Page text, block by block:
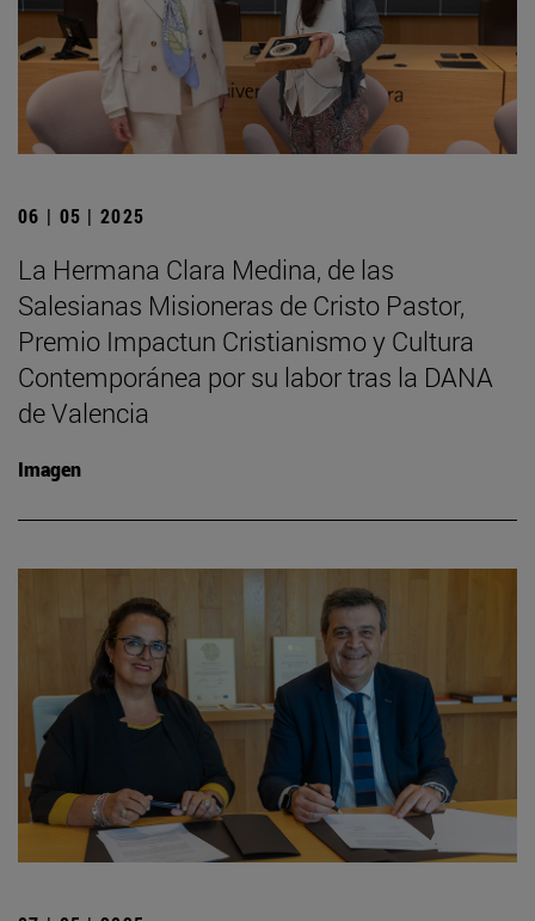
06 | 05 | 2025
La Hermana Clara Medina, de las
Salesianas Misioneras de Cristo Pastor,
Premio Impactun Cristianismo y Cultura
Contemporánea por su labor tras la DANA
de Valencia
Imagen